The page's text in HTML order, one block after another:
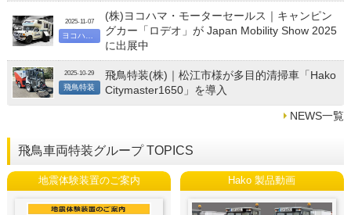
2025-11-07
ヨコハマ・モーターセールス
(株)ヨコハマ・モーターセールス｜キャンピン
グカー「ロデオ」が Japan Mobility Show 2025
に出展中
2025-10-29
飛鳥特装
飛鳥特装(株)｜松江市様が多目的清掃車「Hako
Citymaster1650」を導入
NEWS一覧
飛鳥車両特装グループ TOPICS
地震体験装置のご案内 Hako 製品動画